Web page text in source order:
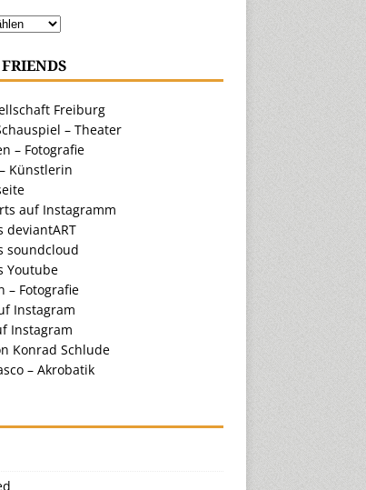
Freiburg
– Theater
– Fotografie
Künstlerin
auf Instagramm
deviantART
soundcloud
Youtube
– Fotografie
Instagram
Instagram
Konrad Schlude
– Akrobatik